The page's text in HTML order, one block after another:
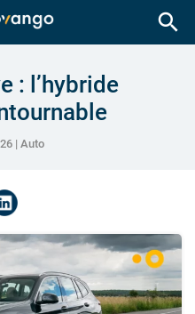
search
: l’hybride
| Auto